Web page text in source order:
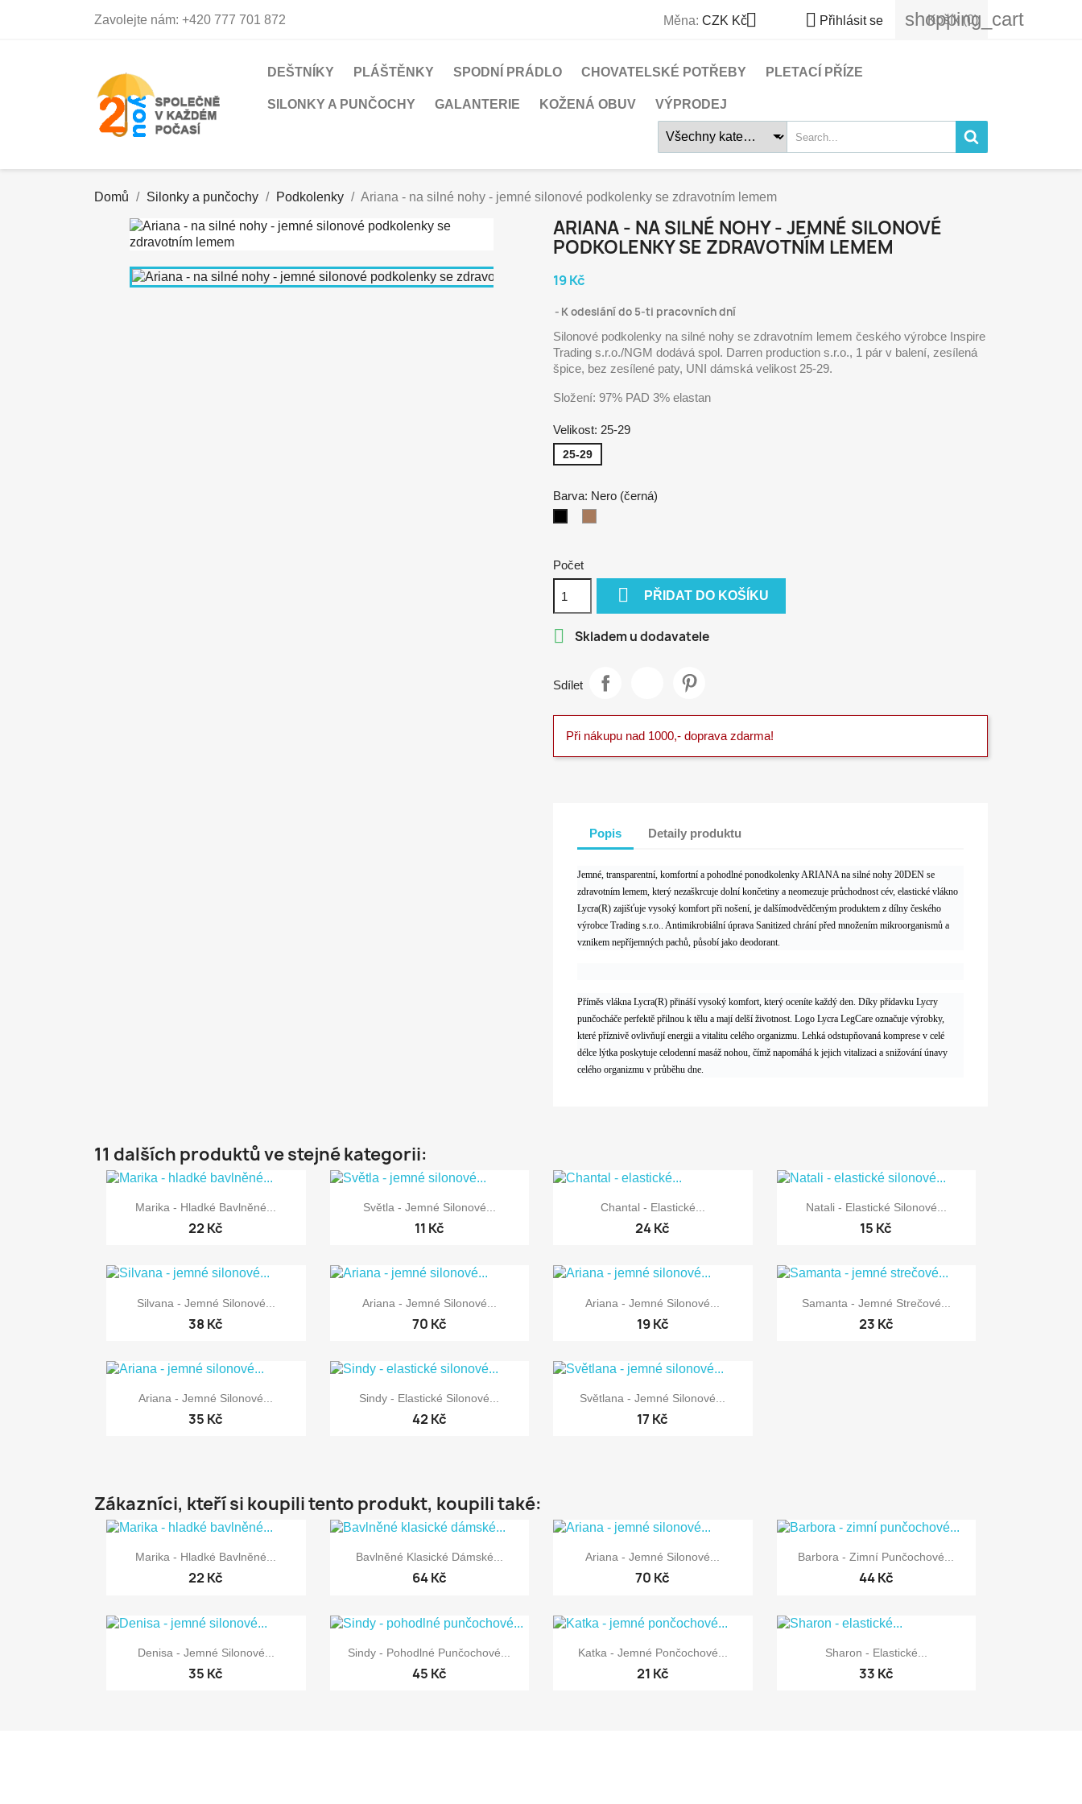
Zavolejte nám: +420 777 701 872 Měna: CZK Kč  Přihlásit se shopping_cart
Košík (0)
DEŠTNÍKY PLÁŠTĚNKY SPODNÍ PRÁDLO CHOVATELSKÉ POTŘEBY PLETACÍ PŘÍZE
SILONKY A PUNČOCHY GALANTERIE KOŽENÁ OBUV VÝPRODEJ
Domů Silonky a punčochy Podkolenky Ariana - na silné nohy - jemné silonové podkolenky se zdravotním lemem
ARIANA - NA SILNÉ NOHY - JEMNÉ SILONOVÉ
PODKOLENKY SE ZDRAVOTNÍM LEMEM
19 Kč
K odeslání do 5-ti pracovních dní
Silonové podkolenky na silné nohy se zdravotním lemem českého výrobce Inspire
Trading s.r.o./NGM dodává spol. Darren production s.r.o., 1 pár v balení, zesílená
špice, bez zesílené paty, UNI dámská velikost 25-29.
Složení: 97% PAD 3% elastan
Velikost: 25-29
25-29
Barva: Nero (černá)
Počet
 PŘIDAT DO KOŠÍKU
 Skladem u dodavatele
Sdílet
Při nákupu nad 1000,- doprava zdarma!
Popis Detaily produktu
Jemné, transparentní, komfortní a pohodlné ponodkolenky ARIANA na silné nohy 20DEN se
zdravotním lemem, který nezaškrcuje dolní končetiny a neomezuje průchodnost cév, elastické vlákno
Lycra(R) zajišťuje vysoký komfort při nošení, je dalšímodvědčeným produktem z dílny českého
výrobce Trading s.r.o.. Antimikrobiální úprava Sanitized chrání před množením mikroorganismů a
vznikem nepříjemných pachů, působí jako deodorant.
Příměs vlákna Lycra(R) přináší vysoký komfort, který oceníte každý den. Díky přídavku Lycry
punčocháče perfektě přilnou k tělu a mají delší životnost. Logo Lycra LegCare označuje výrobky,
které příznivě ovlivňují energii a vitalitu celého organizmu. Lehká odstupňovaná komprese v celé
délce lýtka poskytuje celodenní masáž nohou, čímž napomáhá k jejich vitalizaci a snižování únavy
celého organizmu v průběhu dne.
11 dalších produktů ve stejné kategorii:
 Rychlý náhled
Marika - Hladké Bavlněné...
22 Kč
 Rychlý náhled
Světla - Jemné Silonové...
11 Kč
 Rychlý náhled
Chantal - Elastické...
24 Kč
 Rychlý náhled
Natali - Elastické Silonové...
15 Kč
 Rychlý náhled
Silvana - Jemné Silonové...
38 Kč
 Rychlý náhled
Ariana - Jemné Silonové...
70 Kč
 Rychlý náhled
Ariana - Jemné Silonové...
19 Kč
 Rychlý náhled
Samanta - Jemné Strečové...
23 Kč
 Rychlý náhled
Ariana - Jemné Silonové...
35 Kč
 Rychlý náhled
Sindy - Elastické Silonové...
42 Kč
 Rychlý náhled
Světlana - Jemné Silonové...
17 Kč
Zákazníci, kteří si koupili tento produkt, koupili také:
 Rychlý náhled
Marika - Hladké Bavlněné...
22 Kč
 Rychlý náhled
Bavlněné Klasické Dámské...
64 Kč
 Rychlý náhled
Ariana - Jemné Silonové...
70 Kč
 Rychlý náhled
Barbora - Zimní Punčochové...
44 Kč
 Rychlý náhled
Denisa - Jemné Silonové...
35 Kč
 Rychlý náhled
Sindy - Pohodlné Punčochové...
45 Kč
 Rychlý náhled
Katka - Jemné Pončochové...
21 Kč
 Rychlý náhled
Sharon - Elastické...
33 Kč